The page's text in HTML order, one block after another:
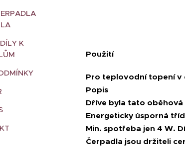
K
Použití
Pro teplovodní topení v
Popis
Dříve byla tato oběhová
Energeticky úsporná
Min. spotřeba jen 4 W.
Čerpadla jsou držiteli